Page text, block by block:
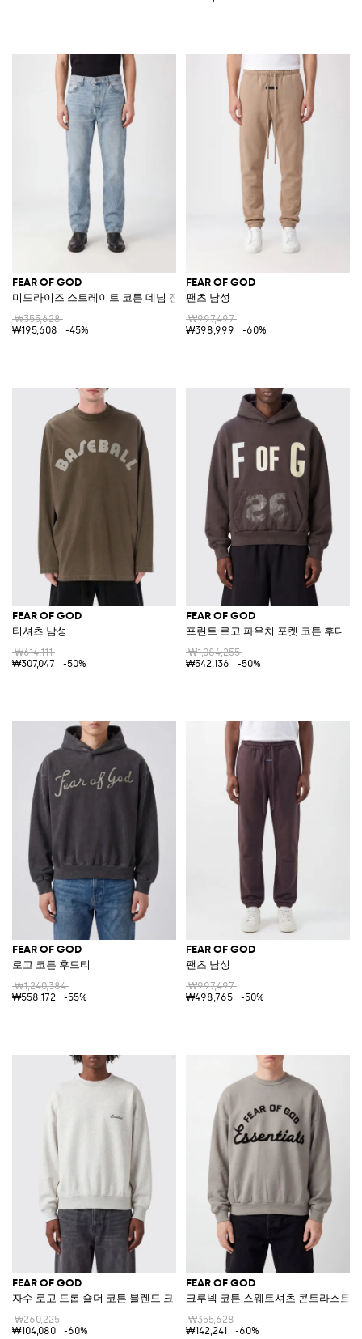
FEAR OF GOD
미드라이즈 스트레이트 코튼 데님 진
₩355,628
₩195,608
-45%
FEAR OF GOD
팬츠 남성
₩997,497
₩398,999
-60%
FEAR OF GOD
티셔츠 남성
₩614,111
₩307,047
-50%
FEAR OF GOD
프린트 로고 파우치 포켓 코튼 후디
₩1,084,255
₩542,136
-50%
FEAR OF GOD
로고 코튼 후드티
₩1,240,384
₩558,172
-55%
FEAR OF GOD
팬츠 남성
₩997,497
₩498,765
-50%
FEAR OF GOD
자수 로고 드롭 숄더 코튼 블렌드 크루넥 스웨트셔츠
₩260,225
₩104,080
-60%
FEAR OF GOD
크루넥 코튼 스웨트셔츠 콘트라스트
₩355,628
₩142,241
-60%